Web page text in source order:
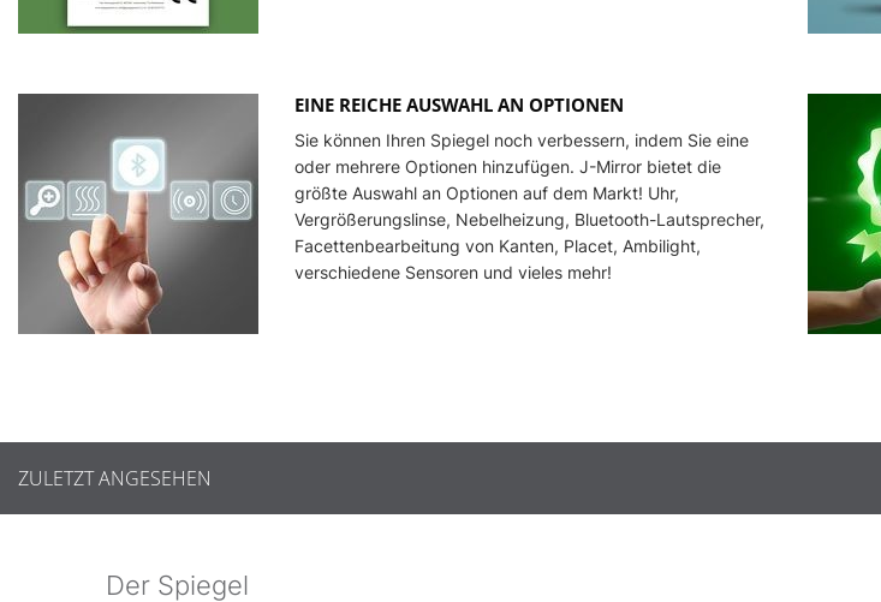
EINE REICHE AUSWAHL AN OPTIONEN
Sie können Ihren Spiegel noch verbessern, indem Sie eine
oder mehrere Optionen hinzufügen. J-Mirror bietet die
größte Auswahl an Optionen auf dem Markt! Uhr,
Vergrößerungslinse, Nebelheizung, Bluetooth-Lautsprecher,
Facettenbearbeitung von Kanten, Placet, Ambilight,
verschiedene Sensoren und vieles mehr!
ZULETZT ANGESEHEN
Der Spiegel